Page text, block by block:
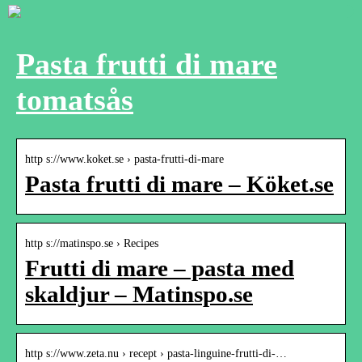
Pasta frutti di mare
tomatsås
http s://www.koket.se › pasta-frutti-di-mare
Pasta frutti di mare – Köket.se
http s://matinspo.se › Recipes
Frutti di mare – pasta med
skaldjur – Matinspo.se
http s://www.zeta.nu › recept › pasta-linguine-frutti-di-…